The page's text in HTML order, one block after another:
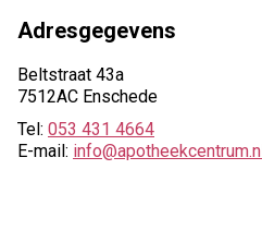
Adresgegevens
Beltstraat 43a
7512AC Enschede
Tel: 053 431 4664
E-mail: info@apotheekcentrum.nl